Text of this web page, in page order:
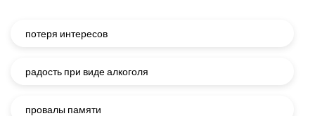
потеря интересов
радость при виде алкоголя
провалы памяти